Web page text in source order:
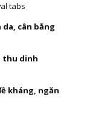
tabs
da, cân bằng
thu dinh
kháng, ngăn